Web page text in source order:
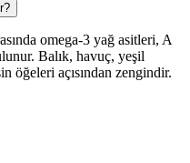
omega-3 yağ asitleri, A
Balık, havuç, yeşil
öğeleri açısından zengindir.